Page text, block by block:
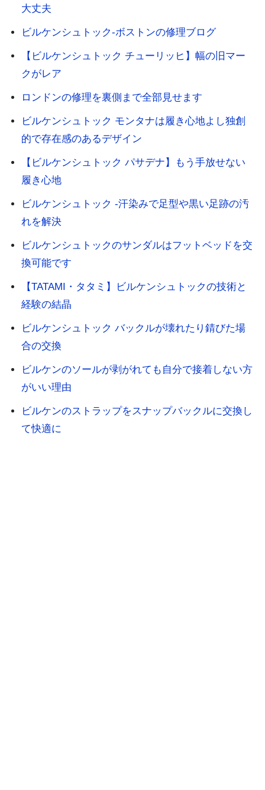
大丈夫
ビルケンシュトック-ボストンの修理ブログ
【ビルケンシュトック チューリッヒ】幅の旧マー
クがレア
ロンドンの修理を裏側まで全部見せます
ビルケンシュトック モンタナは履き心地よし独創
的で存在感のあるデザイン
【ビルケンシュトック パサデナ】もう手放せない
履き心地
ビルケンシュトック -汗染みで足型や黒い足跡の汚
れを解決
ビルケンシュトックのサンダルはフットベッドを交
換可能です
【TATAMI・タタミ】ビルケンシュトックの技術と
経験の結晶
ビルケンシュトック バックルが壊れたり錆びた場
合の交換
ビルケンのソールが剥がれても自分で接着しない方
がいい理由
ビルケンのストラップをスナップバックルに交換し
て快適に